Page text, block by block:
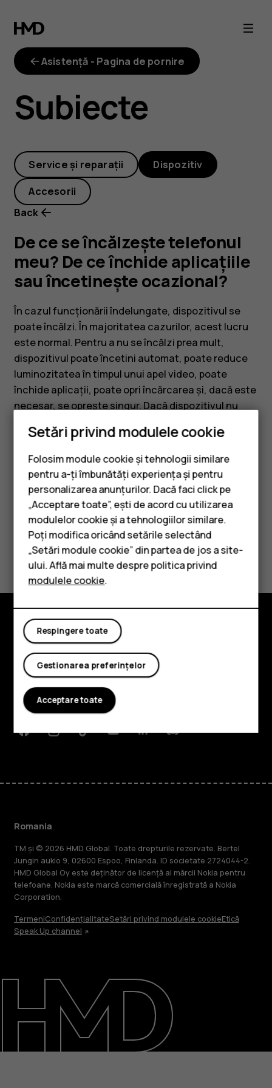
De
ce
se
încălzește
telefonul
meu?
De
ce
închide
aplicațiile
sau
încetinește
ocazional?
Smartphone-uri
Telefoane clasice
Accesorii
Tablete
Asistență - Pagina de pornire
Subiecte
Service și reparații Dispozitiv
Accesorii
Back
De ce se încălzește telefonul
meu? De ce închide aplicațiile
sau încetinește ocazional?
În cazul funcționării îndelungate, dispozitivul se
poate încălzi. În majoritatea cazurilor, acest lucru
este normal. Pentru a nu se încălzi prea mult,
dispozitivul poate încetini automat, poate reduce
luminozitatea în timpul unui apel video, poate
închide aplicații, poate opri încărcarea și, dacă este
necesar, se oprește singur. Dacă dispozitivul nu
centru de service autorizat.
Considerați utile aceste informații?
Da Nu
Explorează
Despre
Planet and people
Asistență
FacebookInstagram
TiktokYoutubeLinkedinDiscord
Romania
TM și © 2026 HMD Global. Toate drepturile rezervate. Bertel
Jungin aukio 9, 02600 Espoo, Finlanda. ID societate 2724044-2.
HMD Global Oy este deținător de licență al mărcii Nokia pentru
telefoane. Nokia este marcă comercială înregistrată a Nokia
Corporation.
TermeniConfidențialitateSetări privind modulele cookieEtică
Speak Up channel
Setări privind modulele cookie
Folosim module cookie și tehnologii similare
pentru a-ți îmbunătăți experiența și pentru
personalizarea anunțurilor. Dacă faci click pe
„Acceptare toate”, ești de acord cu utilizarea
modulelor cookie și a tehnologiilor similare.
Poți modifica oricând setările selectând
„Setări module cookie” din partea de jos a site-
ului. Află mai multe despre politica privind
modulele cookie.
Respingere toate
Gestionarea preferințelor
Acceptare toate